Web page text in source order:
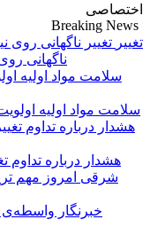
اختصاصی
Breaking News
تغییر
ناگهانی
سلامت مواد اولیه
هشدار درباره تداوم
شرقی